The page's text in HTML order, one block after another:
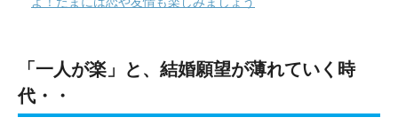
「一人が楽」と、結婚願望が薄れていく時
代・・